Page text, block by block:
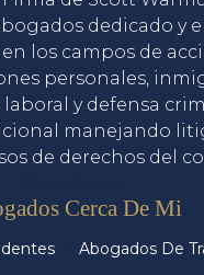
dedicado y
los campos de
personales,
y defensa
manejando
de derechos del
Cerca De Mi
Abogados De